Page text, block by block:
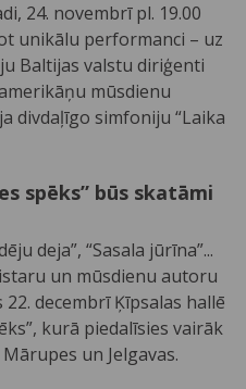
24. novembrī pl. 19.00
unikālu performanci – uz
Baltijas valstu diriģenti
mūsdienu
divdaļīgo simfoniju “Laika
spēks” būs skatāmi
deja”, “Sasala jūrīna”...
un mūsdienu autoru
decembrī Ķīpsalas hallē
kurā piedalīsies vairāk
un Jelgavas.